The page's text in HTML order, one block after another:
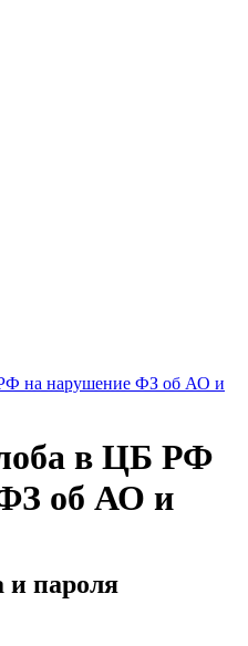
на нарушение ФЗ об АО и
в ЦБ РФ
об АО и
и пароля